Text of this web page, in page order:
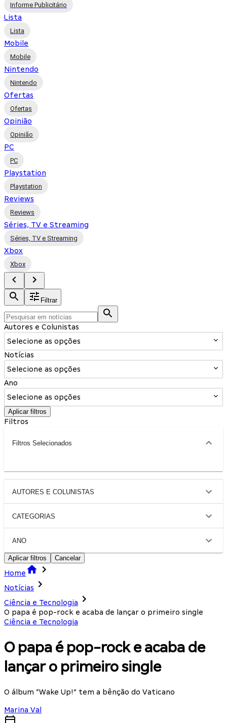
Informe Publicitário
Lista
Lista
Mobile
Mobile
Nintendo
Nintendo
Ofertas
Ofertas
Opinião
Opinião
PC
PC
Playstation
Playstation
Reviews
Reviews
Séries, TV e Streaming
Séries, TV e Streaming
Xbox
Xbox
Filtrar
Autores e Colunistas
Selecione as opções
Notícias
Selecione as opções
Ano
Selecione as opções
Aplicar filtros
Filtros
Filtros Selecionados
AUTORES E COLUNISTAS
CATEGORIAS
ANO
Aplicar filtros Cancelar
Home
Notícias
Ciência e Tecnologia
O papa é pop-rock e acaba de lançar o primeiro single
Ciência e Tecnologia
O papa é pop-rock e acaba de
lançar o primeiro single
O álbum “Wake Up!” tem a bênção do Vaticano
Marina Val